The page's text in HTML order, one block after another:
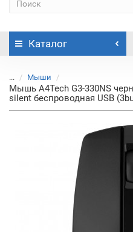
Каталог
... Мыши
Мышь A4Tech G3-330NS
silent беспроводная USB